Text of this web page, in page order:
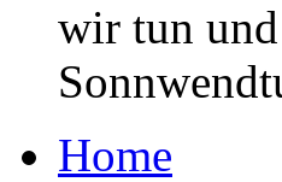
wir tun
Home